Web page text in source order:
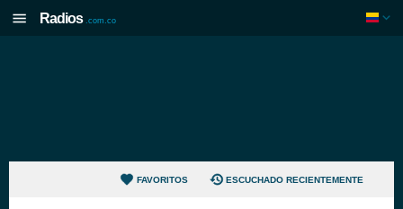
Radios .com.co
FAVORITOS ESCUCHADO RECIENTEMENTE